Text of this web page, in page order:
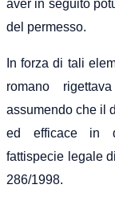
aver in seguito
del permesso.
In forza di tali
romano
assumendo che il
ed efficace in
fattispecie legale
286/1998.